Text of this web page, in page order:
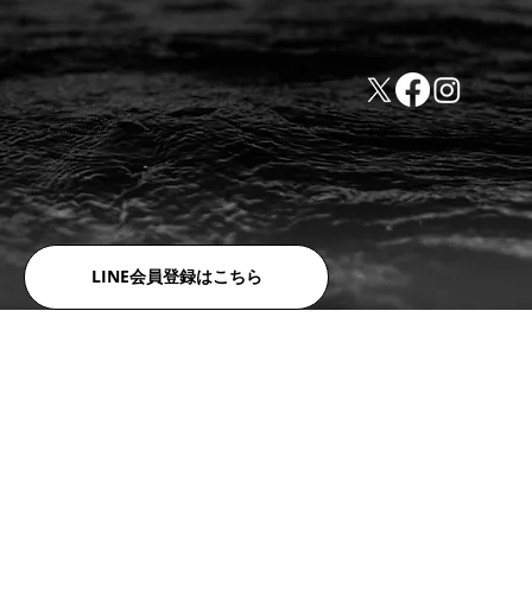
LINE会員登録はこちら
TEL:0532-31-4646
FAX:0532-32-6810
​会社概要
​利用規約